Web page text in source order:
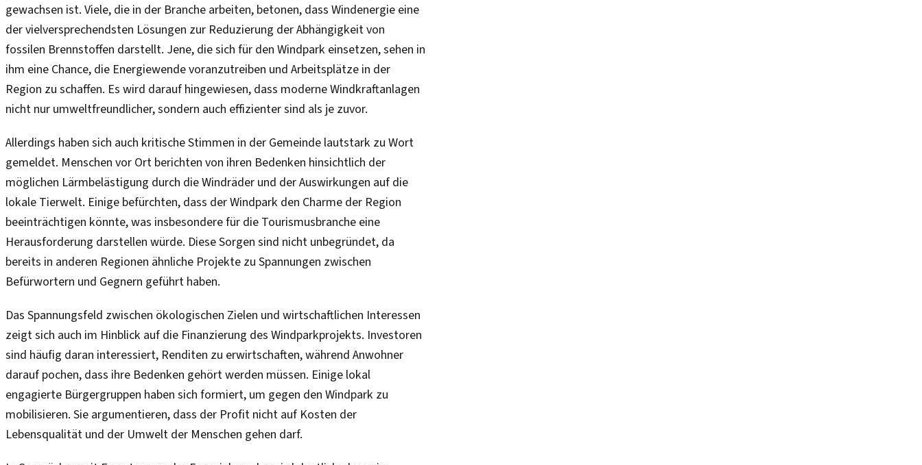
gewachsen ist. Viele, die in der Branche arbeiten, betonen, dass Windenergie eine
der vielversprechendsten Lösungen zur Reduzierung der Abhängigkeit von
fossilen Brennstoffen darstellt. Jene, die sich für den Windpark einsetzen, sehen in
ihm eine Chance, die Energiewende voranzutreiben und Arbeitsplätze in der
Region zu schaffen. Es wird darauf hingewiesen, dass moderne Windkraftanlagen
nicht nur umweltfreundlicher, sondern auch effizienter sind als je zuvor.
Allerdings haben sich auch kritische Stimmen in der Gemeinde lautstark zu Wort
gemeldet. Menschen vor Ort berichten von ihren Bedenken hinsichtlich der
möglichen Lärmbelästigung durch die Windräder und der Auswirkungen auf die
lokale Tierwelt. Einige befürchten, dass der Windpark den Charme der Region
beeinträchtigen könnte, was insbesondere für die Tourismusbranche eine
Herausforderung darstellen würde. Diese Sorgen sind nicht unbegründet, da
bereits in anderen Regionen ähnliche Projekte zu Spannungen zwischen
Befürwortern und Gegnern geführt haben.
Das Spannungsfeld zwischen ökologischen Zielen und wirtschaftlichen Interessen
zeigt sich auch im Hinblick auf die Finanzierung des Windparkprojekts. Investoren
sind häufig daran interessiert, Renditen zu erwirtschaften, während Anwohner
darauf pochen, dass ihre Bedenken gehört werden müssen. Einige lokal
engagierte Bürgergruppen haben sich formiert, um gegen den Windpark zu
mobilisieren. Sie argumentieren, dass der Profit nicht auf Kosten der
Lebensqualität und der Umwelt der Menschen gehen darf.